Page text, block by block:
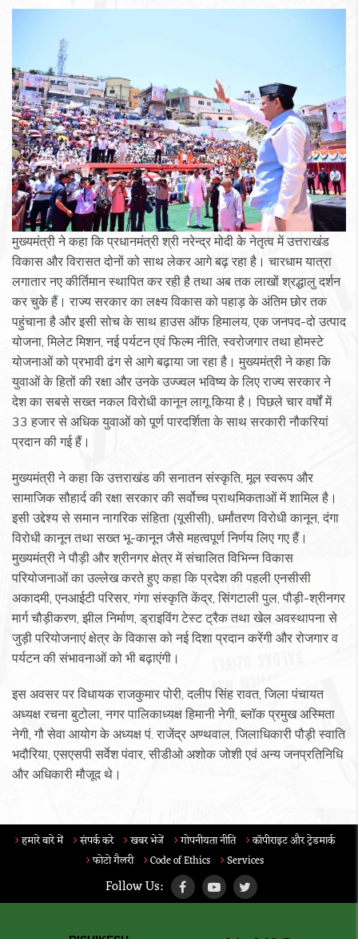
मुख्यमंत्री ने कहा कि प्रधानमंत्री श्री नरेन्द्र मोदी के नेतृत्व में उत्तराखंड
विकास और विरासत दोनों को साथ लेकर आगे बढ़ रहा है। चारधाम यात्रा
लगातार नए कीर्तिमान स्थापित कर रही है तथा अब तक लाखों श्रद्धालु दर्शन
कर चुके हैं। राज्य सरकार का लक्ष्य विकास को पहाड़ के अंतिम छोर तक
पहुंचाना है और इसी सोच के साथ हाउस ऑफ हिमालय, एक जनपद-दो उत्पाद
योजना, मिलेट मिशन, नई पर्यटन एवं फिल्म नीति, स्वरोजगार तथा होमस्टे
योजनाओं को प्रभावी ढंग से आगे बढ़ाया जा रहा है। मुख्यमंत्री ने कहा कि
युवाओं के हितों की रक्षा और उनके उज्ज्वल भविष्य के लिए राज्य सरकार ने
देश का सबसे सख्त नकल विरोधी कानून लागू किया है। पिछले चार वर्षों में
33 हजार से अधिक युवाओं को पूर्ण पारदर्शिता के साथ सरकारी नौकरियां
प्रदान की गई हैं।
मुख्यमंत्री ने कहा कि उत्तराखंड की सनातन संस्कृति, मूल स्वरूप और
सामाजिक सौहार्द की रक्षा सरकार की सर्वोच्च प्राथमिकताओं में शामिल है।
इसी उद्देश्य से समान नागरिक संहिता (यूसीसी), धर्मांतरण विरोधी कानून, दंगा
विरोधी कानून तथा सख्त भू-कानून जैसे महत्वपूर्ण निर्णय लिए गए हैं।
मुख्यमंत्री ने पौड़ी और श्रीनगर क्षेत्र में संचालित विभिन्न विकास
परियोजनाओं का उल्लेख करते हुए कहा कि प्रदेश की पहली एनसीसी
अकादमी, एनआईटी परिसर, गंगा संस्कृति केंद्र, सिंगटाली पुल, पौड़ी-श्रीनगर
मार्ग चौड़ीकरण, झील निर्माण, ड्राइविंग टेस्ट ट्रैक तथा खेल अवस्थापना से
जुड़ी परियोजनाएं क्षेत्र के विकास को नई दिशा प्रदान करेंगी और रोजगार व
पर्यटन की संभावनाओं को भी बढ़ाएंगी।
इस अवसर पर विधायक राजकुमार पोरी, दलीप सिंह रावत, जिला पंचायत
अध्यक्ष रचना बुटोला, नगर पालिकाध्यक्ष हिमानी नेगी, ब्लॉक प्रमुख अस्मिता
नेगी, गौ सेवा आयोग के अध्यक्ष पं. राजेंद्र अण्थवाल, जिलाधिकारी पौड़ी स्वाति
भदौरिया, एसएसपी सर्वेश पंवार, सीडीओ अशोक जोशी एवं अन्य जनप्रतिनिधि
और अधिकारी मौजूद थे।
हमारे बारे में संपर्क करे खबर भेजें गोपनीयता नीति
कॉपीराइट और ट्रेडमार्क
फोटो गैलरी
Code of Ethics Services
Follow Us: